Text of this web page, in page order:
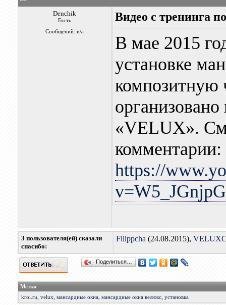
Denchik
Гость
Сообщений: n/a
Видео с тренинга
В мае 2015
установке
композитную
«VELUX».
комментарии:
https://
3 пользователя(ей) сказали
cпасибо:
Filippcha (24.08.2015),
Поделиться…
Метки
kroi.ru
velux мансардные окна, мансардные окна велюкс, установка